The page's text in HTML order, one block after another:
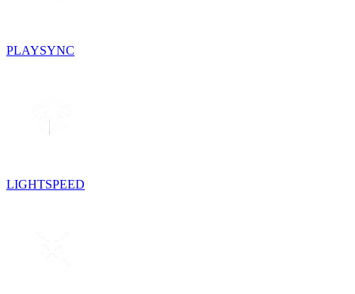
PLAYSYNC
LIGHTSPEED